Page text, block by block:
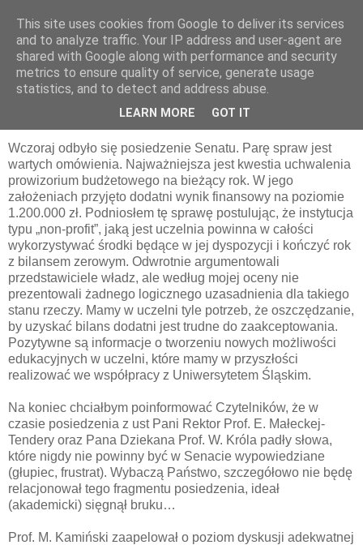
pluskiewicz.blogspot.com
czwartek, 24 lutego 2011
Z ŻYCIA UCZELNI
Wczoraj odbyło się posiedzenie Senatu. Parę spraw jest
wartych omówienia. Najważniejsza jest kwestia uchwalenia
prowizorium budżetowego na bieżący rok. W jego
założeniach przyjęto dodatni wynik finansowy na poziomie
1.200.000 zł. Podniosłem tę sprawę postulując, że instytucja
typu „non-profit”, jaką jest uczelnia powinna w całości
wykorzystywać środki będące w jej dyspozycji i kończyć rok
z bilansem zerowym. Odwrotnie argumentowali
przedstawiciele władz, ale według mojej oceny nie
prezentowali żadnego logicznego uzasadnienia dla takiego
stanu rzeczy. Mamy w uczelni tyle potrzeb, że oszczędzanie,
by uzyskać bilans dodatni jest trudne do zaakceptowania.
Pozytywne są informacje o tworzeniu nowych możliwości
edukacyjnych w uczelni, które mamy w przyszłości
realizować we współpracy z Uniwersytetem Śląskim.
Na koniec chciałbym poinformować Czytelników, że w
czasie posiedzenia z ust Pani Rektor Prof. E. Małeckej-
Tendery oraz Pana Dziekana Prof. W. Króla padły słowa,
które nigdy nie powinny być w Senacie wypowiedziane
(głupiec, frustrat). Wybaczą Państwo, szczegółowo nie będę
relacjonował tego fragmentu posiedzenia, ideał
(akademicki) sięgnął bruku…
Prof. M. Kamiński zaapelował o poziom dyskusji adekwatnej
This site uses cookies from Google to deliver its services
and to analyze traffic. Your IP address and user-agent are
shared with Google along with performance and security
metrics to ensure quality of service, generate usage
statistics, and to detect and address abuse.
LEARN MORE GOT IT